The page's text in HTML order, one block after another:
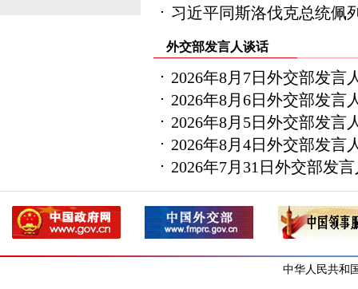
习近平同斯洛伐克总统佩
外交部发言人谈话
2026年8月7日外交部发言
2026年8月6日外交部发言
2026年8月5日外交部发言
2026年8月4日外交部发言
2026年7月31日外交部发
中华人民共和